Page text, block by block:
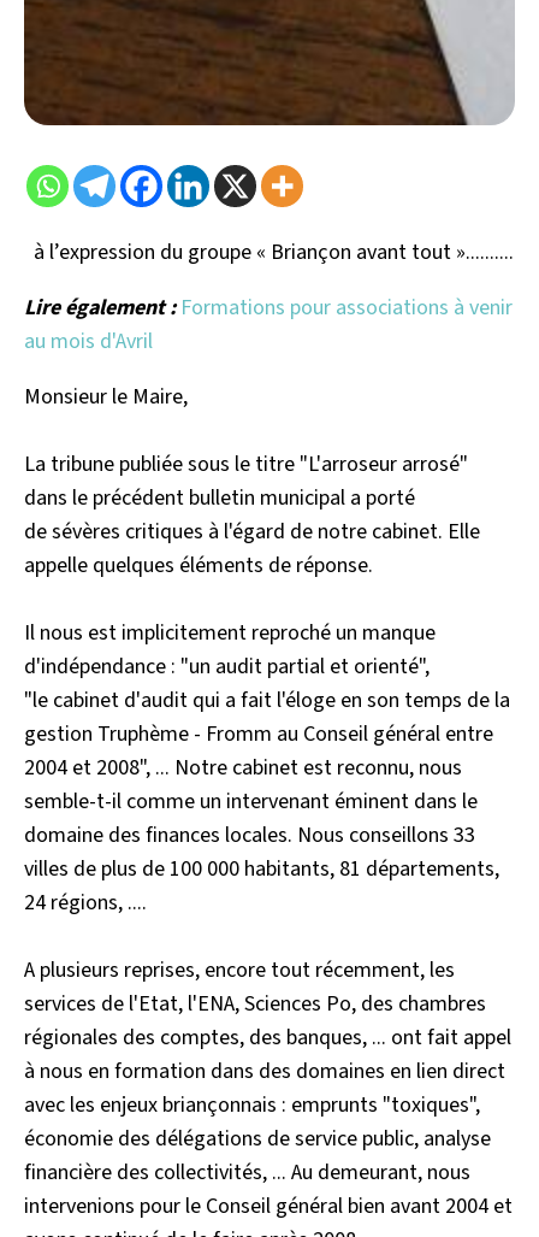
à l’expression du groupe « Briançon avant tout »..........
Lire également :Formations pour associations à venir
au mois d'Avril
Monsieur le Maire,
La tribune publiée sous le titre "L'arroseur arrosé"
dans le précédent bulletin municipal a porté
de sévères critiques à l'égard de notre cabinet. Elle
appelle quelques éléments de réponse.
Il nous est implicitement reproché un manque
d'indépendance : "un audit partial et orienté",
"le cabinet d'audit qui a fait l'éloge en son temps de la
gestion Truphème - Fromm au Conseil général entre
2004 et 2008", ... Notre cabinet est reconnu, nous
semble-t-il comme un intervenant éminent dans le
domaine des finances locales. Nous conseillons 33
villes de plus de 100 000 habitants, 81 départements,
24 régions, ....
A plusieurs reprises, encore tout récemment, les
services de l'Etat, l'ENA, Sciences Po, des chambres
régionales des comptes, des banques, ... ont fait appel
à nous en formation dans des domaines en lien direct
avec les enjeux briançonnais : emprunts "toxiques",
économie des délégations de service public, analyse
financière des collectivités, ... Au demeurant, nous
intervenions pour le Conseil général bien avant 2004 et